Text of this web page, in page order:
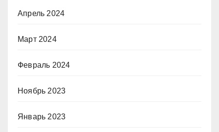
Апрель 2024
Март 2024
Февраль 2024
Ноябрь 2023
Январь 2023